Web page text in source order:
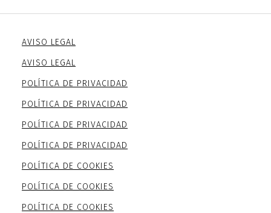
AVISO LEGAL
AVISO LEGAL
POLÍTICA DE PRIVACIDAD
POLÍTICA DE PRIVACIDAD
POLÍTICA DE PRIVACIDAD
POLÍTICA DE PRIVACIDAD
POLÍTICA DE COOKIES
POLÍTICA DE COOKIES
POLÍTICA DE COOKIES